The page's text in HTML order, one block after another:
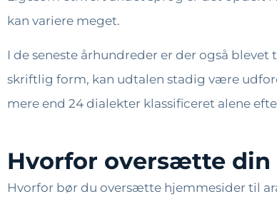
kan variere meget.
I de seneste århundreder er der også
skriftlig form, kan udtalen stadig være
mere end 24 dialekter klassificeret alene
Hvorfor oversætte
Hvorfor bør du oversætte hjemmesider til